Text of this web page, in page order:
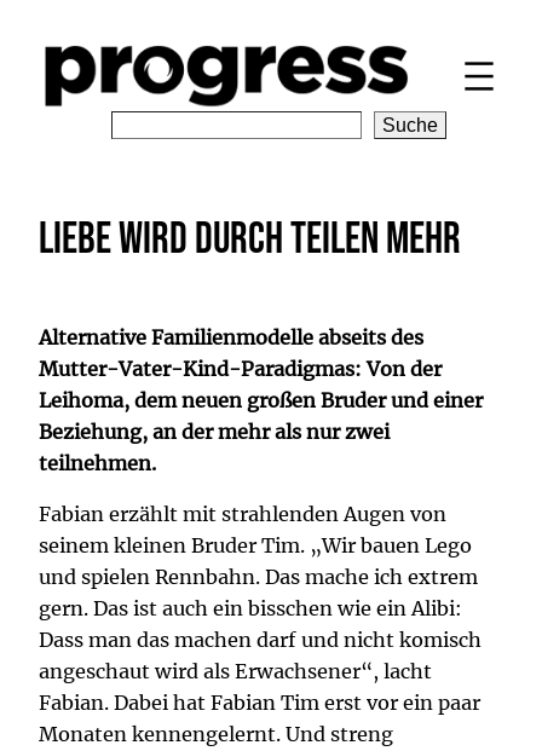
Inhalt
springen
c
h
Suche
Liebe wird durch teilen mehr
Alternative Familienmodelle abseits des
Mutter-Vater-Kind-Paradigmas: Von der
Leihoma, dem neuen großen Bruder und einer
Beziehung, an der mehr als nur zwei
teilnehmen.
Fabian erzählt mit strahlenden Augen von
seinem kleinen Bruder Tim. „Wir bauen Lego
und spielen Rennbahn. Das mache ich extrem
gern. Das ist auch ein bisschen wie ein Alibi:
Dass man das machen darf und nicht komisch
angeschaut wird als Erwachsener“, lacht
Fabian. Dabei hat Fabian Tim erst vor ein paar
Monaten kennengelernt. Und streng